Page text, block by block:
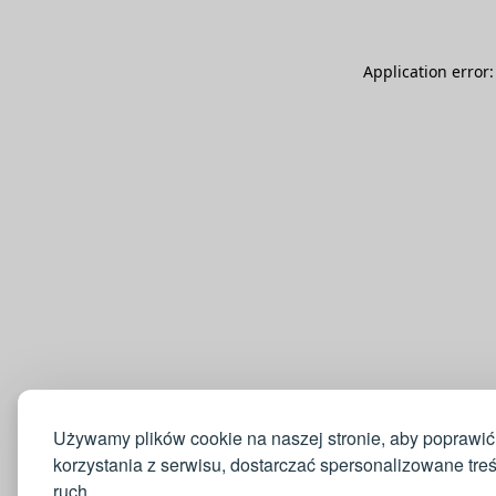
Używamy plików cookie na naszej stronie, aby
korzystania z serwisu, dostarczać spersonalizowane
Application